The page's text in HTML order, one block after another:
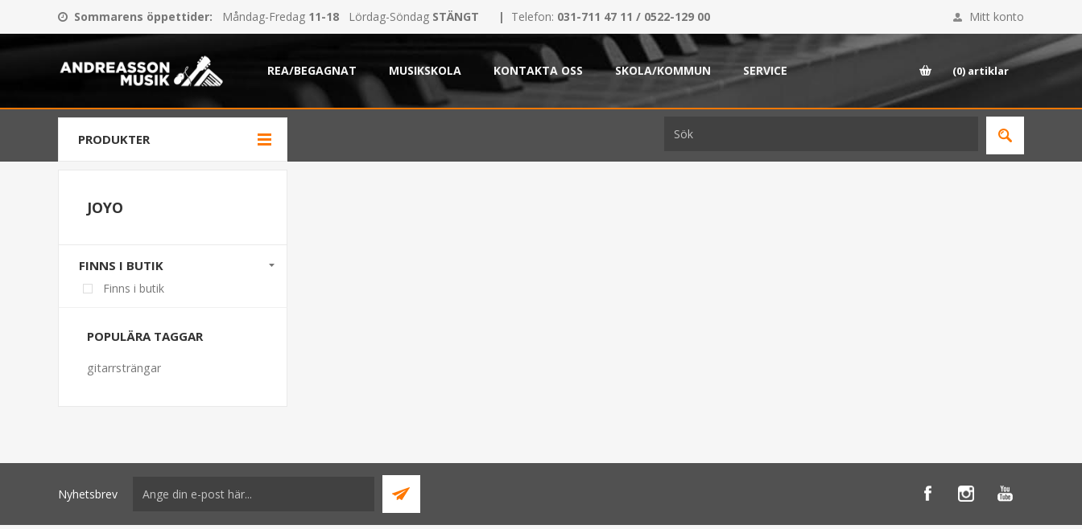
Sommarens öppettider: Måndag-Fredag 11-18 Lördag-Söndag STÄNGT | Telefon: 031-711 47 11 / 0522-129 00 Mitt konto
REA/BEGAGNAT MUSIKSKOLA KONTAKTA OSS SKOLA/KOMMUN SERVICE (0) artiklar
PRODUKTER
JOYO
FINNS I BUTIK
Finns i butik
POPULÄRA TAGGAR
gitarrsträngar
Nyhetsbrev